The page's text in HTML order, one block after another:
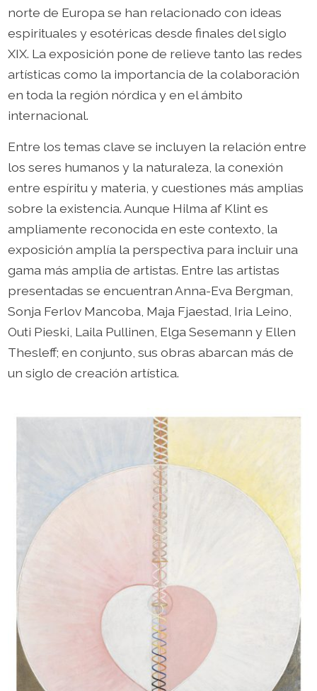
norte de Europa se han relacionado con ideas
espirituales y esotéricas desde finales del siglo
XIX. La exposición pone de relieve tanto las redes
artísticas como la importancia de la colaboración
en toda la región nórdica y en el ámbito
internacional.
Entre los temas clave se incluyen la relación entre
los seres humanos y la naturaleza, la conexión
entre espíritu y materia, y cuestiones más amplias
sobre la existencia. Aunque Hilma af Klint es
ampliamente reconocida en este contexto, la
exposición amplía la perspectiva para incluir una
gama más amplia de artistas. Entre las artistas
presentadas se encuentran Anna-Eva Bergman,
Sonja Ferlov Mancoba, Maja Fjaestad, Iria Leino,
Outi Pieski, Laila Pullinen, Elga Sesemann y Ellen
Thesleff; en conjunto, sus obras abarcan más de
un siglo de creación artística.